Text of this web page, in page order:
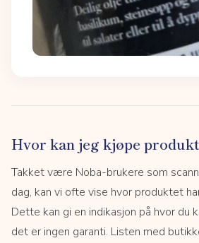
Hvor kan jeg kjøpe
Takket være Noba-brukere som
dag, kan vi ofte vise hvor produktet
Dette kan gi en indikasjon på hvor du
det er ingen garanti. Listen med